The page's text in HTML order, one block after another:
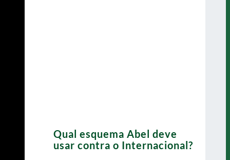
Qual esquema Abel deve
usar contra o Internacional?